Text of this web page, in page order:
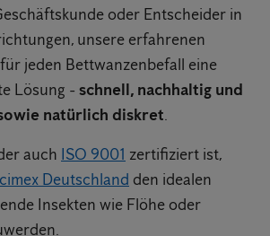
oder Entscheider in
unsere erfahrenen
jeden Bettwanzenbefall eine
Lösung - schnell, nachhaltig und
natürlich diskret.
auch ISO 9001 zertifiziert ist,
Deutschland den idealen
Insekten wie Flöhe oder